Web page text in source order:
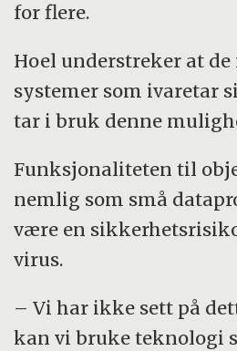
for flere.
Hoel understreker at de
systemer som ivaretar
tar i bruk denne
Funksjonaliteten til
nemlig som små
være en
virus.
– Vi har ikke sett på
kan vi bruke teknologi